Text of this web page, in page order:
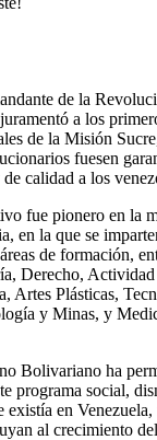
de la
a los
de la Misión
fuesen
calidad a los
fue pionero en la
en la que se
de formación,
Derecho,
Artes Plásticas,
y Minas, y
Bolivariano ha
programa social,
existía en
al crecimiento